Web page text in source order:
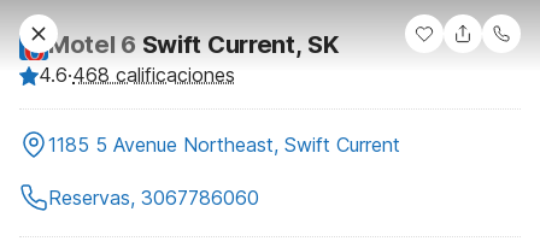
Motel 6 Swift Current, SK
4.6·468 calificaciones
1185 5 Avenue Northeast, Swift Current
Reservas, 3067786060